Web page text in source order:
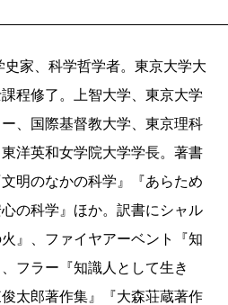
家、科学哲学者。東京大学大
程修了。上智大学、東京大学
、国際基督教大学、東京理科
洋英和女学院大学学長。著書
明のなかの科学』『あらため
の科学』ほか。訳書にシャル
』、ファイヤアーベント『知
フラー『知識人として生き
太郎著作集』『大森荘蔵著作